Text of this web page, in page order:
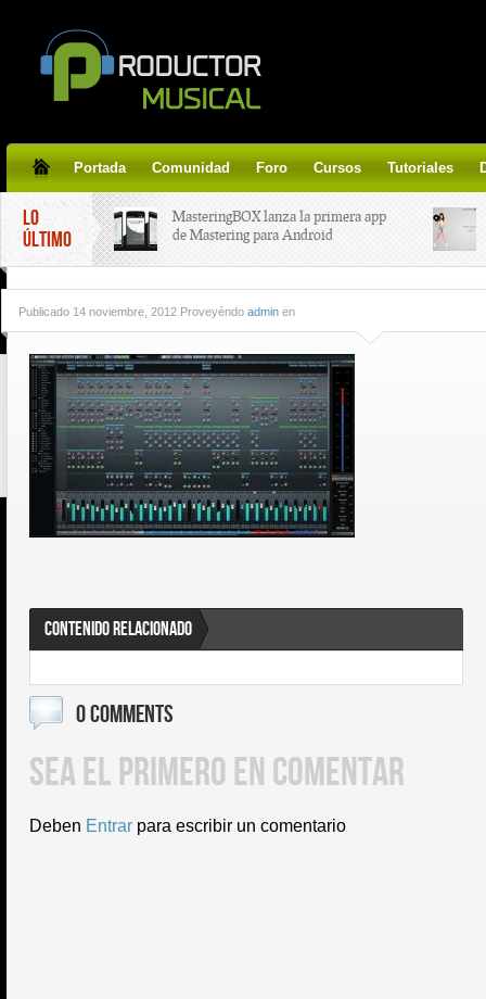
Portada Comunidad Foro Cursos Tutoriales
LO
ÚLTIMO
MasteringBOX lanza la primera app
de Mastering para Android
line gratis!
Korg lanza SDD-3000, el nuevo
pedal de delay.
Tutorial de CLA Effects, aprende a
aplicar efectos a tus voces.
Publicado 14 noviembre, 2012 Proveyéndo admin en
CONTENIDO RELACIONADO
0 COMMENTS
SEA EL PRIMERO EN COMENTAR
Deben Entrar para escribir un comentario